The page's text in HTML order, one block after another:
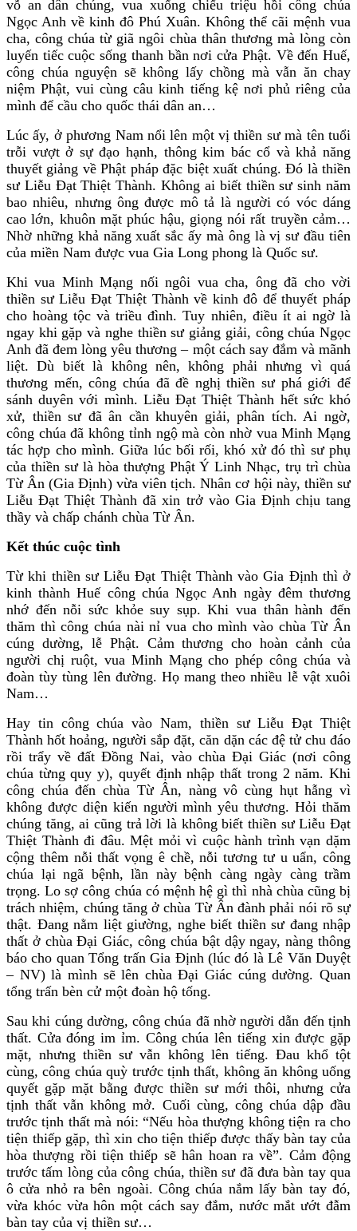
vỗ an dân chúng, vua xuống chiếu triệu hồi công chúa
Ngọc Anh về kinh đô Phú Xuân. Không thể cãi mệnh vua
cha, công chúa từ giã ngôi chùa thân thương mà lòng còn
luyến tiếc cuộc sống thanh bần nơi cửa Phật. Về đến Huế,
công chúa nguyện sẽ không lấy chồng mà vẫn ăn chay
niệm Phật, vui cùng câu kinh tiếng kệ nơi phủ riêng của
mình để cầu cho quốc thái dân an…
Lúc ấy, ở phương Nam nổi lên một vị thiền sư mà tên tuổi
trỗi vượt ở sự đạo hạnh, thông kim bác cổ và khả năng
thuyết giảng về Phật pháp đặc biệt xuất chúng. Đó là thiền
sư Liễu Đạt Thiệt Thành. Không ai biết thiền sư sinh năm
bao nhiêu, nhưng ông được mô tả là người có vóc dáng
cao lớn, khuôn mặt phúc hậu, giọng nói rất truyền cảm…
Nhờ những khả năng xuất sắc ấy mà ông là vị sư đầu tiên
của miền Nam được vua Gia Long phong là Quốc sư.
Khi vua Minh Mạng nối ngôi vua cha, ông đã cho vời
thiền sư Liễu Đạt Thiệt Thành về kinh đô để thuyết pháp
cho hoàng tộc và triều đình. Tuy nhiên, điều ít ai ngờ là
ngay khi gặp và nghe thiền sư giảng giải, công chúa Ngọc
Anh đã đem lòng yêu thương – một cách say đắm và mãnh
liệt. Dù biết là không nên, không phải nhưng vì quá
thương mến, công chúa đã đề nghị thiền sư phá giới để
sánh duyên với mình. Liễu Đạt Thiệt Thành hết sức khó
xử, thiền sư đã ân cần khuyên giải, phân tích. Ai ngờ,
công chúa đã không tỉnh ngộ mà còn nhờ vua Minh Mạng
tác hợp cho mình. Giữa lúc bối rối, khó xử đó thì sư phụ
của thiền sư là hòa thượng Phật Ý Linh Nhạc, trụ trì chùa
Từ Ân (Gia Định) vừa viên tịch. Nhân cơ hội này, thiền sư
Liễu Đạt Thiệt Thành đã xin trở vào Gia Định chịu tang
thầy và chấp chánh chùa Từ Ân.
Kết thúc cuộc tình
Từ khi thiền sư Liễu Đạt Thiệt Thành vào Gia Định thì ở
kinh thành Huế công chúa Ngọc Anh ngày đêm thương
nhớ đến nỗi sức khỏe suy sụp. Khi vua thân hành đến
thăm thì công chúa nài nỉ vua cho mình vào chùa Từ Ân
cúng dường, lễ Phật. Cảm thương cho hoàn cảnh của
người chị ruột, vua Minh Mạng cho phép công chúa và
đoàn tùy tùng lên đường. Họ mang theo nhiều lễ vật xuôi
Nam…
Hay tin công chúa vào Nam, thiền sư Liễu Đạt Thiệt
Thành hốt hoảng, người sắp đặt, căn dặn các đệ tử chu đáo
rồi trẩy về đất Đồng Nai, vào chùa Đại Giác (nơi công
chúa từng quy y), quyết định nhập thất trong 2 năm. Khi
công chúa đến chùa Từ Ân, nàng vô cùng hụt hẫng vì
không được diện kiến người mình yêu thương. Hỏi thăm
chúng tăng, ai cũng trả lời là không biết thiền sư Liễu Đạt
Thiệt Thành đi đâu. Mệt mỏi vì cuộc hành trình vạn dặm
cộng thêm nỗi thất vọng ê chề, nỗi tương tư u uẩn, công
chúa lại ngã bệnh, lần này bệnh càng ngày càng trầm
trọng. Lo sợ công chúa có mệnh hệ gì thì nhà chùa cũng bị
trách nhiệm, chúng tăng ở chùa Từ Ân đành phải nói rõ sự
thật. Đang nằm liệt giường, nghe biết thiền sư đang nhập
thất ở chùa Đại Giác, công chúa bật dậy ngay, nàng thông
báo cho quan Tổng trấn Gia Định (lúc đó là Lê Văn Duyệt
– NV) là mình sẽ lên chùa Đại Giác cúng dường. Quan
tổng trấn bèn cử một đoàn hộ tống.
Sau khi cúng dường, công chúa đã nhờ người dẫn đến tịnh
thất. Cửa đóng im ỉm. Công chúa lên tiếng xin được gặp
mặt, nhưng thiền sư vẫn không lên tiếng. Đau khổ tột
cùng, công chúa quỳ trước tịnh thất, không ăn không uống
quyết gặp mặt bằng được thiền sư mới thôi, nhưng cửa
tịnh thất vẫn không mở. Cuối cùng, công chúa dập đầu
trước tịnh thất mà nói: “Nếu hòa thượng không tiện ra cho
tiện thiếp gặp, thì xin cho tiện thiếp được thấy bàn tay của
hòa thượng rồi tiện thiếp sẽ hân hoan ra về”. Cảm động
trước tấm lòng của công chúa, thiền sư đã đưa bàn tay qua
ô cửa nhỏ ra bên ngoài. Công chúa nắm lấy bàn tay đó,
vừa khóc vừa hôn một cách say đắm, nước mắt ướt đẫm
bàn tay của vị thiền sư…